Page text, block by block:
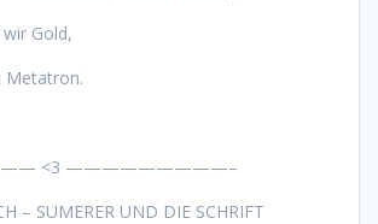
Gold,
Metatron.
<3 —————————–
– SUMERER UND DIE SCHRIFT